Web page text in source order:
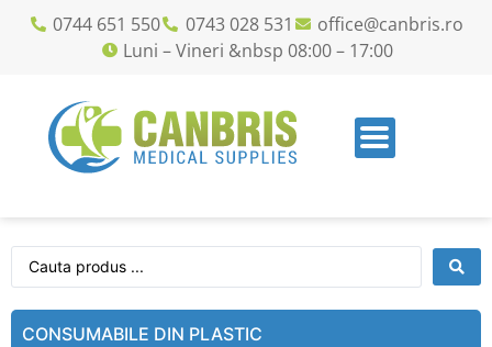
0744 651 550 0743 028 531
office@canbris.ro
Luni – Vineri &nbsp 08:00 – 17:00
CONSUMABILE DIN PLASTIC